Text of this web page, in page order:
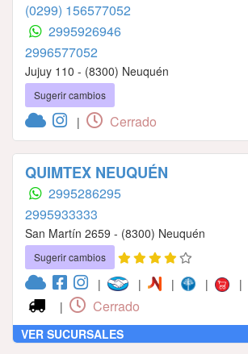
(0299) 156577052
2995926946
2996577052
Jujuy 110 - (8300) Neuquén
Sugerir cambios
| Cerrado
QUIMTEX NEUQUÉN
2995286295
2995933333
San Martín 2659 - (8300) Neuquén
Sugerir cambios
| | | |
|
|
Cerrado
VER SUCURSALES